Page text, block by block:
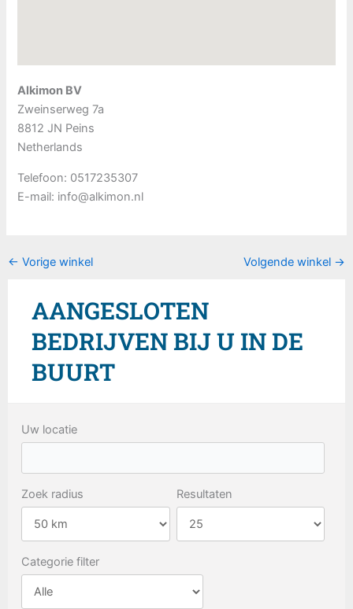
Alkimon BV
Zweinserweg 7a
8812 JN Peins
Netherlands
Telefoon: 0517235307
E-mail: info@alkimon.nl
← Vorige winkel Volgende winkel →
AANGESLOTEN
BEDRIJVEN BIJ U IN DE
BUURT
Uw locatie
Zoek radius Resultaten
Categorie filter